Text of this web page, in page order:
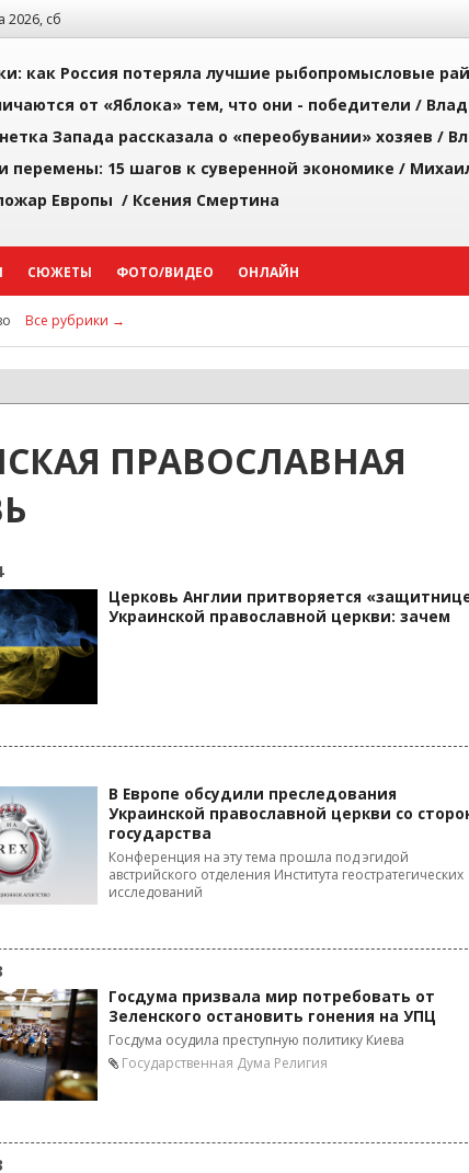
2026, сб
как Россия потеряла лучшие рыбопромысловые
от «Яблока» тем, что они - победители /
Запада рассказала о «переобувании» хозяев /
перемены: 15 шагов к суверенной экономике /
Европы / Ксения Смертина
СЮЖЕТЫ ФОТО/ВИДЕО ОНЛАЙН
Все рубрики →
ПРАВОСЛАВНАЯ
Церковь Англии притворяется
Украинской православной церкви: зачем
В Европе обсудили преследования
Украинской православной церкви со
государства
Конференция на эту тема прошла под эгидой
австрийского отделения Института геостратегических
исследований
Госдума призвала мир потребовать от
Зеленского остановить гонения на УПЦ
Госдума осудила преступную политику Киева
Государственная Дума Религия